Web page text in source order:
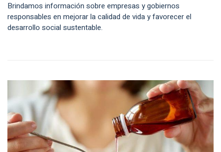
Brindamos información sobre empresas y gobiernos
responsables en mejorar la calidad de vida y favorecer el
desarrollo social sustentable.